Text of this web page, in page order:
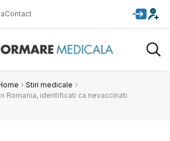
Contact
Stiri medicale
Romania, identificati ca nevaccinati